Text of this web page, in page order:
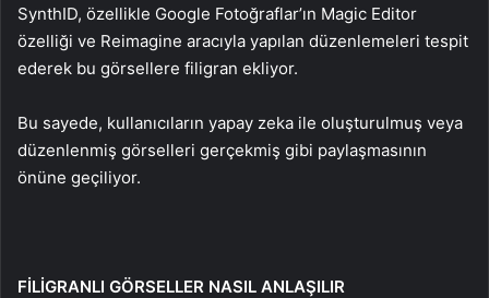
SynthID, özellikle Google Fotoğraflar’ın Magic Editor
özelliği ve Reimagine aracıyla yapılan düzenlemeleri tespit
ederek bu görsellere filigran ekliyor.
Bu sayede, kullanıcıların yapay zeka ile oluşturulmuş veya
düzenlenmiş görselleri gerçekmiş gibi paylaşmasının
önüne geçiliyor.
FİLİGRANLI GÖRSELLER NASIL ANLAŞILIR